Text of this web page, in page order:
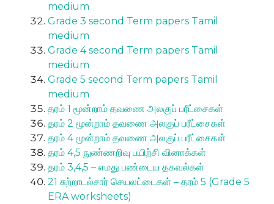
medium
Grade 3 second Term papers Tamil
medium
Grade 4 second Term papers Tamil
medium
Grade 5 second Term papers Tamil
medium
தரம் 1 மூன்றாம் தவணை அலகுப் பரீட்சைகள்
தரம் 2 மூன்றாம் தவணை அலகுப் பரீட்சைகள்
தரம் 4 மூன்றாம் தவணை அலகுப் பரீட்சைகள்
தரம் 4,5 நுண்ணறிவு பயிற்சி வினாக்கள்
தரம் 3,4,5 – எமது பண்டைய தகவல்கள்
21 சுற்றாடல்சார் செயலட்டைகள் – தரம் 5 (Grade 5
ERA worksheets)